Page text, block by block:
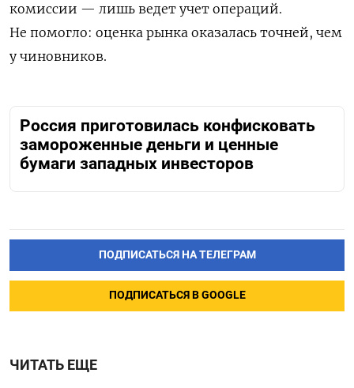
комиссии — лишь ведет учет операций.
Не помогло: оценка рынка оказалась точней, чем
у чиновников.
Россия приготовилась конфисковать
замороженные деньги и ценные
бумаги западных инвесторов
ПОДПИСАТЬСЯ НА ТЕЛЕГРАМ
ПОДПИСАТЬСЯ В GOOGLE
ЧИТАТЬ ЕЩЕ